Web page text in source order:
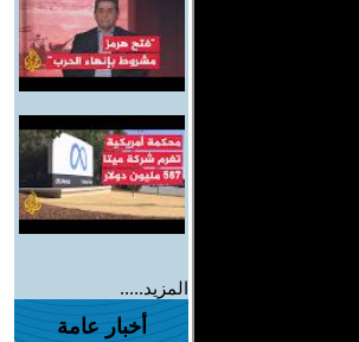
المزيد.....
أخبار عامة